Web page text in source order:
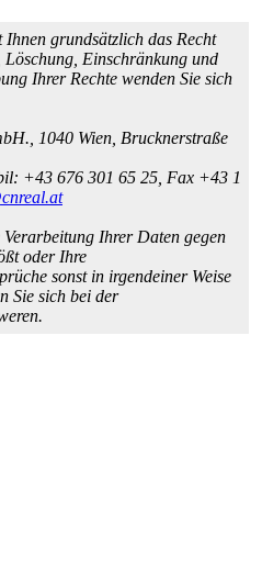
Ihnen grundsätzlich das Recht
Einschränkung und
Ihrer Rechte wenden Sie sich
1040 Wien, Brucknerstraße
+43 676 301 65 25, Fax +43 1
Verarbeitung Ihrer Daten gegen
oder Ihre
sonst in irgendeiner Weise
Sie sich bei der